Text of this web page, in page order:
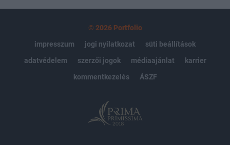
© 2026 Portfolio
impresszum
jogi nyilatkozat
süti beállítások
adatvédelem
szerzői jogok médiaajánlat
karrier
kommentkezelés
ÁSZF